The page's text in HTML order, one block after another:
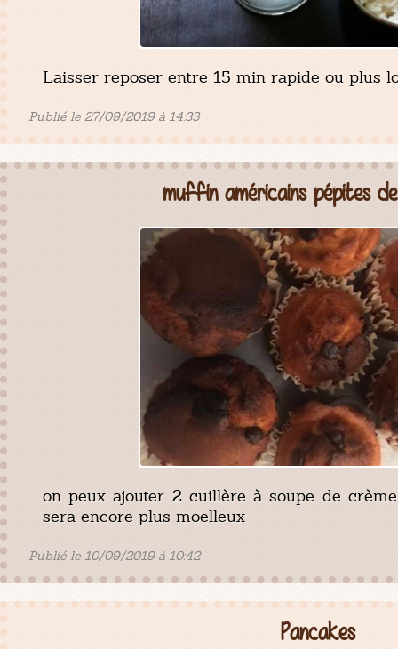
Laisser reposer entre 15 min rapide ou plus
Publié le 27/09/2019 à 14:33
muffin américains pépites
on peux ajouter 2 cuillère à soupe de
sera encore plus moelleux
Publié le 10/09/2019 à 10:42
Pancakes